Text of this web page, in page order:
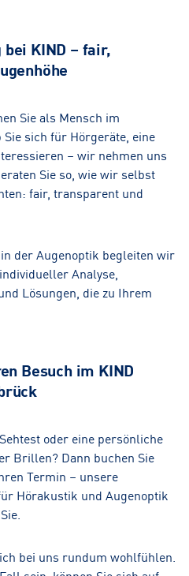
KIND – fair,
Sie als Mensch im
sich für Hörgeräte, eine
– wir nehmen uns
Sie so, wie wir selbst
fair, transparent und
der Augenoptik begleiten wir
Analyse,
Lösungen, die zu Ihrem
Besuch im KIND
oder eine persönliche
Brillen? Dann buchen Sie
Termin – unsere
Hörakustik und Augenoptik
bei uns rundum wohlfühlen.